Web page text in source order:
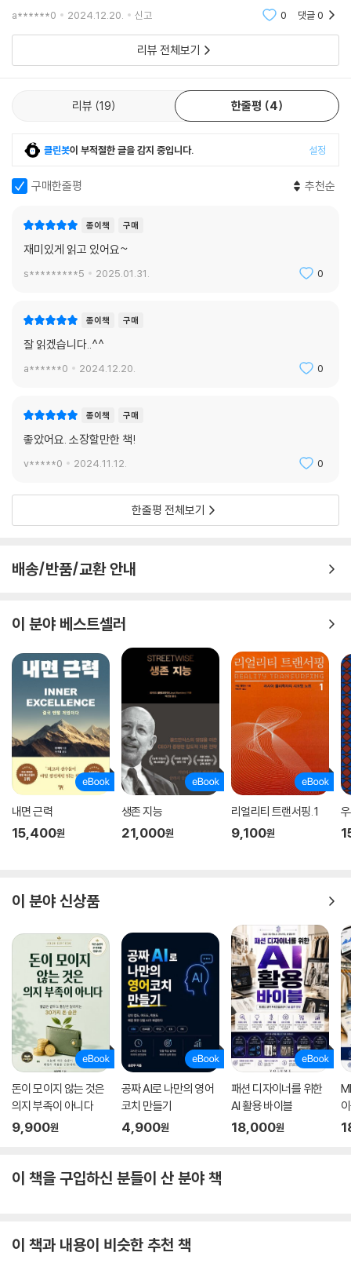
론』의 변주처럼 느껴질 정도로 이미 카네기의 『인간관계론』에서 나온 원
로 주장하는 것은 ‘모든 사람은 인정 욕구가 있다’는 사실을 기반으로, ‘상
대가 중요한 사람이다’라는 느낌을 내가 주어야 한다는 것이다. 이 원리를
불러주라’, ‘논쟁에서 이기는 것이 이기는 것이 아니다’ 등 아주 단순한 원
리를 기반으로 파생되는 행동의 원칙들을 알려준다. 카네기는 이 책이 “행
동을 위한 책”이라고 했다. 이 책을 부르는 ‘처세술’이라는 말은 마치 우리
가 상대에 맞춰 가면을 쓰면서 행동하라는 오해를 불러일으키기도 한다.
그러나 『인간관계론』을 읽어보면 오해가 풀린다. 우리가 상대를 진심으로
이해하고, 그를 움직이는 화술과 태도를 견지할 때 나와 상대 모두가 얻는
‘친구를 사귀고 상대에게 영향을 끼치는 법’이다. 우리가 관점을 ‘나’가 아
니라 상대에게 둘 때 풀리는 것들이 얼마나 많은지, 책에서는 놀랍게도 현
실적이고 쉬운 우화처럼 펼쳐진다. 그리고 변화를 위한 행동들은 생각보다
름을 기억하라4 대화를 잘하는 사람이 되는 비결5 사람의 마음을 얻는 법
a******0 2024.12.20. 신고 0 댓글0
리뷰 전체보기
리뷰 19 한줄평 4
클린봇이 부적절한 글을 감지 중입니다. 설정
구매한줄평 추천순
종이책 구매
재미있게 읽고 있어요~
s*********5 2025.01.31. 0
종이책 구매
잘 읽겠습니다..^^
a******0 2024.12.20. 0
종이책 구매
좋았어요. 소장할만한 책!
v*****0 2024.11.12. 0
한줄평 전체보기
배송/반품/교환 안내
이 분야 베스트셀러
내면 근력
15,400원
생존 지능
21,000원
리얼리티 트랜서핑. 1
9,100원
이 분야 신상품
돈이 모이지 않는 것은
의지 부족이 아니다
9,900원
공짜 AI로 나만의 영어
코치 만들기
4,900원
패션 디자이너를 위한
AI 활용 바이블
18,000원
이 책을 구입하신 분들이 산 분야 책
이 책과 내용이 비슷한 추천 책